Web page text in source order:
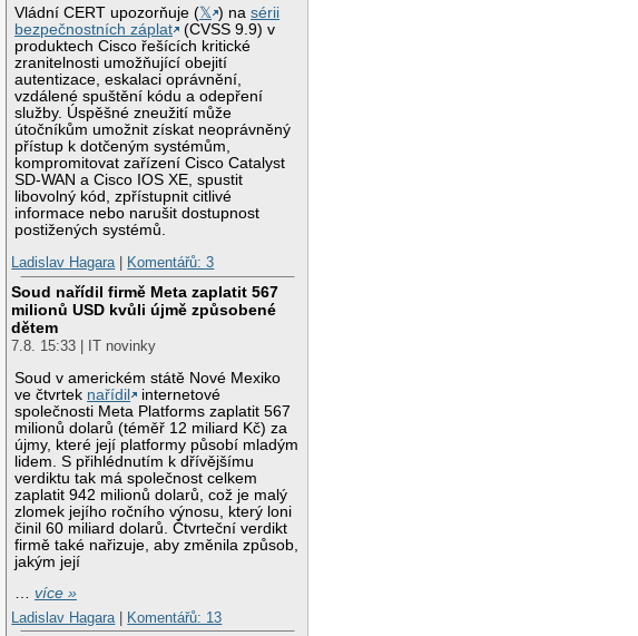
Vládní CERT upozorňuje (𝕏 ) nasérii
bezpečnostních záplat
(CVSS 9.9) v
produktech Cisco řešících kritické
zranitelnosti umožňující obejití
autentizace, eskalaci oprávnění,
vzdálené spuštění kódu a odepření
služby. Úspěšné zneužití může
útočníkům umožnit získat neoprávněný
přístup k dotčeným systémům,
kompromitovat zařízení Cisco Catalyst
SD-WAN a Cisco IOS XE, spustit
libovolný kód, zpřístupnit citlivé
informace nebo narušit dostupnost
postižených systémů.
Ladislav Hagara| Komentářů: 3
Soud nařídil firmě Meta zaplatit 567
milionů USD kvůli újmě způsobené
dětem
7.8. 15:33 | IT novinky
Soud v americkém státě Nové Mexiko
ve čtvrtek nařídil
internetové
společnosti Meta Platforms zaplatit 567
milionů dolarů (téměř 12 miliard Kč) za
újmy, které její platformy působí mladým
lidem. S přihlédnutím k dřívějšímu
verdiktu tak má společnost celkem
zaplatit 942 milionů dolarů, což je malý
zlomek jejího ročního výnosu, který loni
činil 60 miliard dolarů. Čtvrteční verdikt
firmě také nařizuje, aby změnila způsob,
jakým její
…více »
Ladislav Hagara
Komentářů: 13